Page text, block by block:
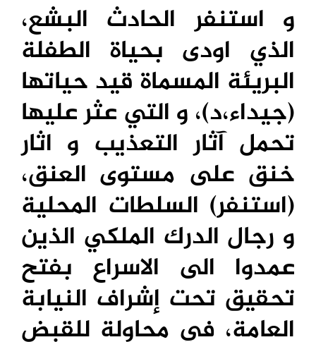
و استنفر الحادث البشع،
الذي اودى بحياة الطفلة
البريئة المسماة قيد حياتها
(جيداء،د)، و التي عثر عليها
تحمل آثار التعذيب و اثار
خنق على مستوى العنق،
(استنفر) السلطات المحلية
و رجال الدرك الملكي الذين
عمدوا الى الاسراع بفتح
تحقيق تحت إشراف النيابة
العامة، في محاولة للقبض